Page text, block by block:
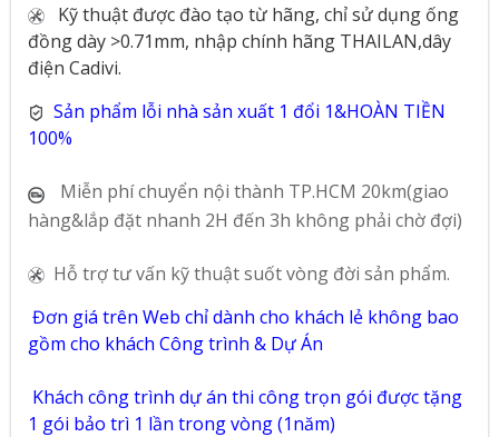
Kỹ thuật được đào tạo từ hãng, chỉ sử dụng ống
đồng dày >0.71mm, nhập chính hãng THAILAN,dây
điện Cadivi.
Sản phẩm lỗi nhà sản xuất 1 đổi 1&HOÀN TIỀN
100%
Miễn phí chuyển nội thành TP.HCM 20km(giao
hàng&lắp đặt nhanh 2H đến 3h không phải chờ đợi)
Hỗ trợ tư vấn kỹ thuật suốt vòng đời sản phẩm.
Đơn giá trên Web chỉ dành cho khách lẻ không bao
gồm cho khách Công trình & Dự Án
Khách công trình dự án thi công trọn gói được tặng
1 gói bảo trì 1 lần trong vòng (1năm)